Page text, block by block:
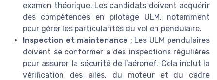
examen théorique. Les candidats doivent acquérir
des compétences en pilotage ULM, notamment
pour gérer les particularités du vol en pendulaire.
Inspection et maintenance : Les ULM pendulaires
doivent se conformer à des inspections régulières
pour assurer la sécurité de l'aéronef. Cela inclut la
vérification des ailes, du moteur et du cadre